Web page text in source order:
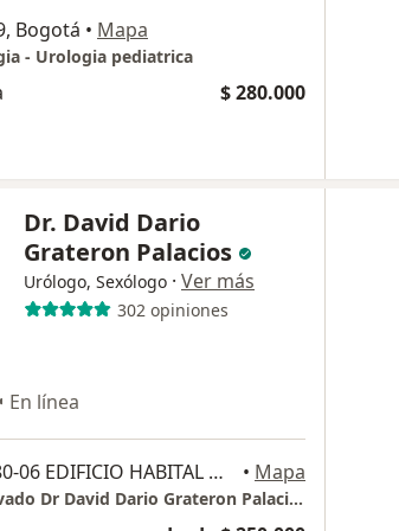
Bogotá • Mapa
- Urologia pediatrica
$ 280.000
Dr. David Dario
Grateron Palacios
Urólogo, Sexólogo · Ver más
302 opiniones
En línea
CARRERA 18#80-06 EDIFICIO HABITAL MEDICAL PISO 5.OFICINA 503, Bogotá • Mapa
Consultorio privado Dr David Dario Grateron Palacios